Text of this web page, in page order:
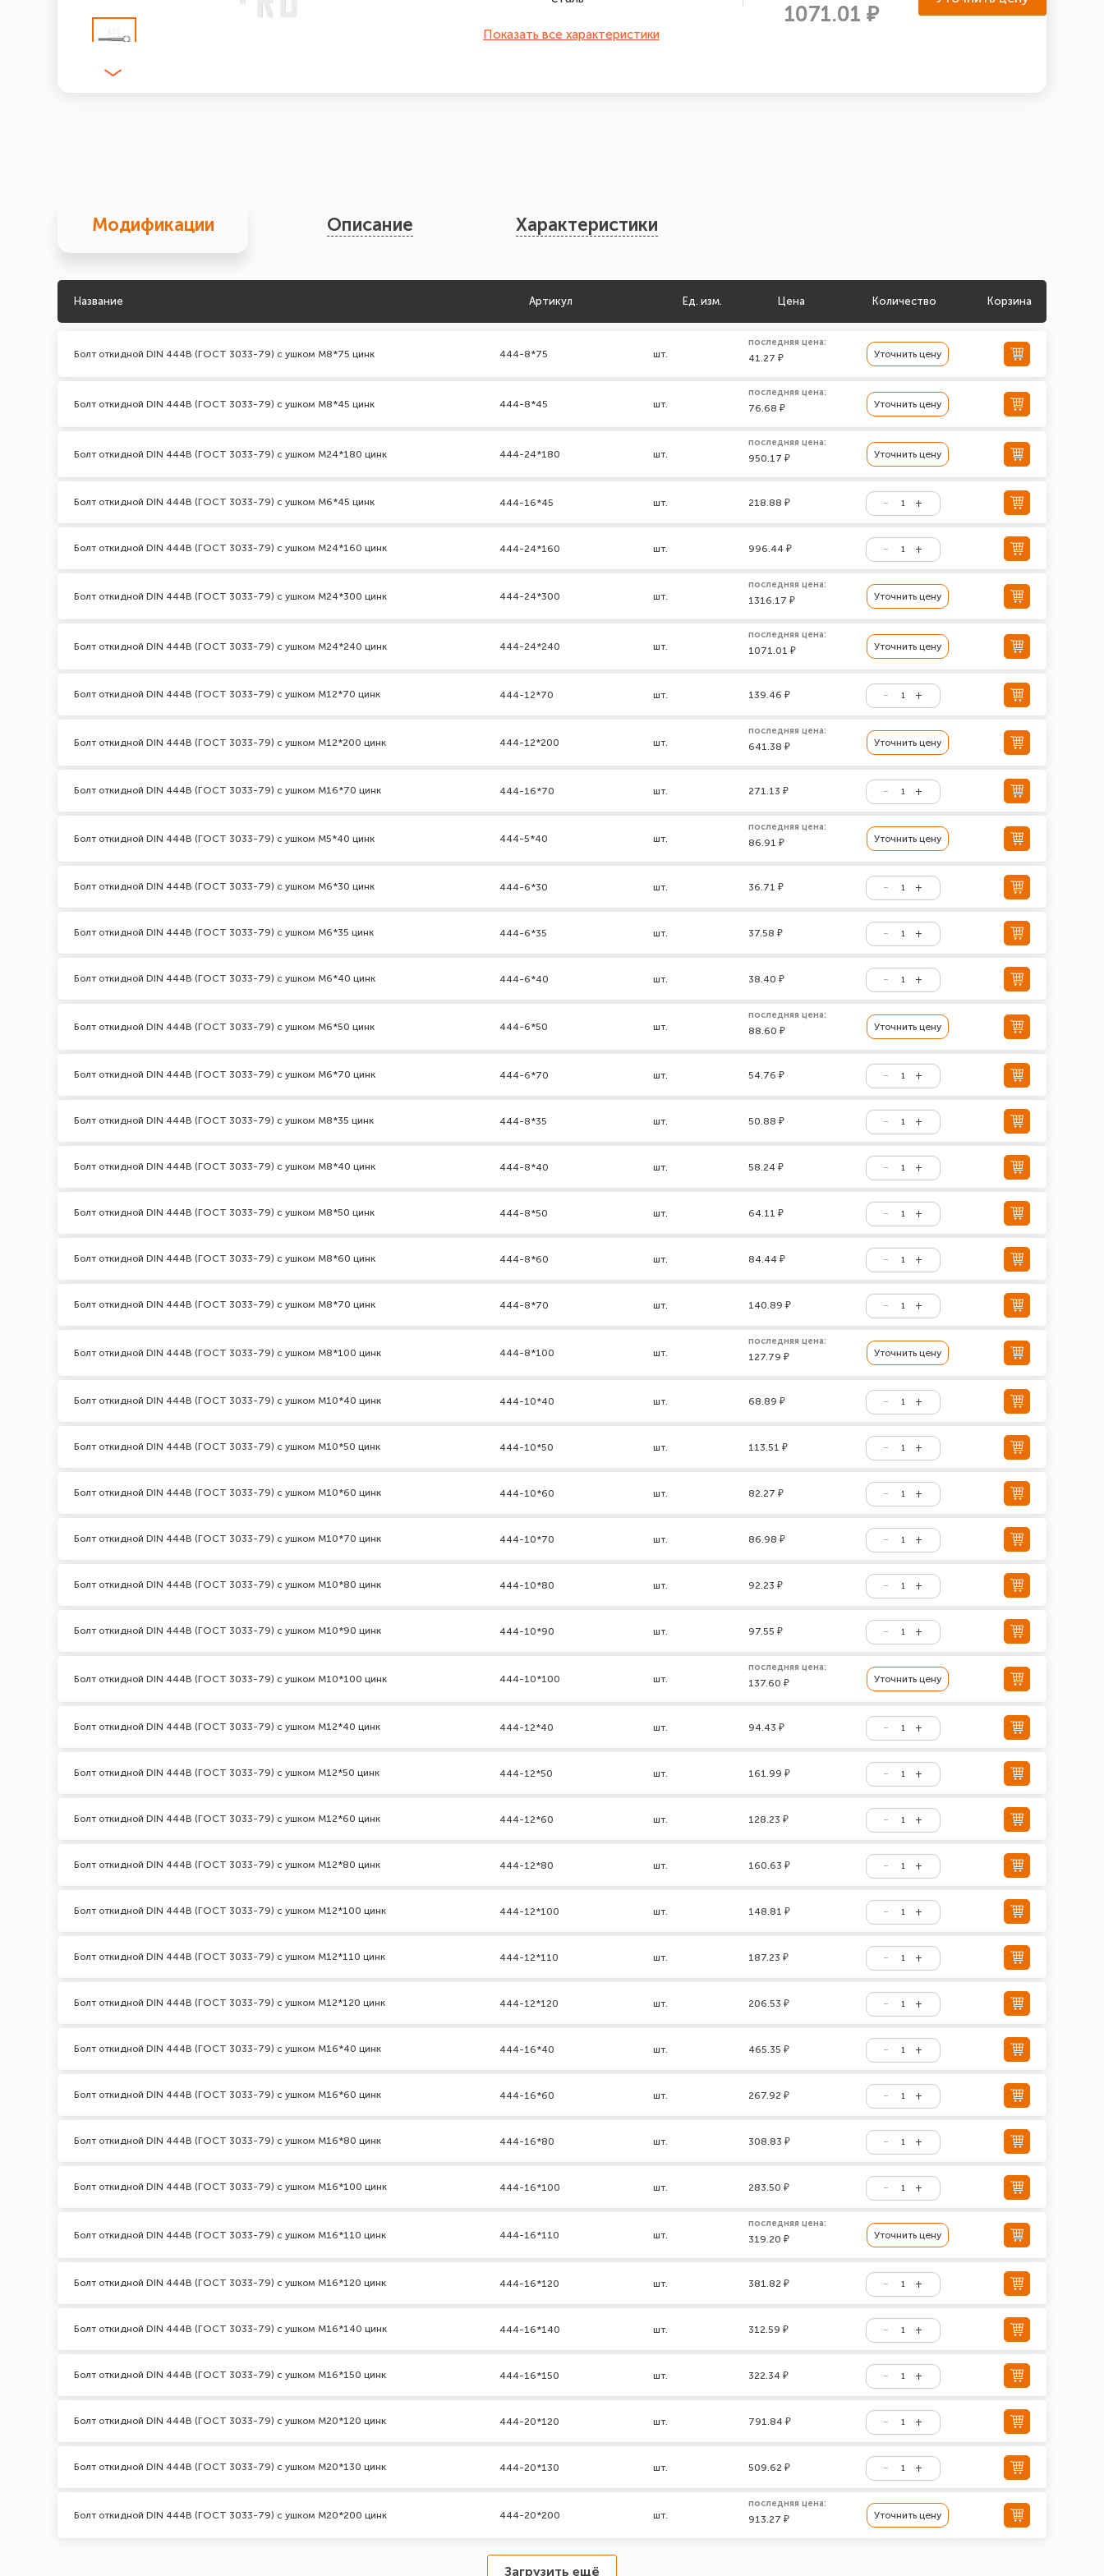
Показать все характеристики
1071.01 ₽
Модификации Описание Характеристики
Название Артикул Ед. изм. Цена Количество Корзина
Болт откидной DIN 444В (ГОСТ 3033-79) с ушком М8*75 цинк 444-8*75 шт.
последняя цена:
41.27 ₽ Уточнить цену
Болт откидной DIN 444В (ГОСТ 3033-79) с ушком М8*45 цинк 444-8*45 шт.
последняя цена:
76.68 ₽ Уточнить цену
Болт откидной DIN 444В (ГОСТ 3033-79) с ушком М24*180 цинк 444-24*180 шт.
последняя цена:
950.17 ₽ Уточнить цену
Болт откидной DIN 444В (ГОСТ 3033-79) с ушком М6*45 цинк 444-16*45 шт. 218.88 ₽
Болт откидной DIN 444В (ГОСТ 3033-79) с ушком М24*160 цинк 444-24*160 шт. 996.44 ₽
Болт откидной DIN 444В (ГОСТ 3033-79) с ушком М24*300 цинк 444-24*300 шт.
последняя цена:
1316.17 ₽ Уточнить цену
Болт откидной DIN 444В (ГОСТ 3033-79) с ушком М24*240 цинк 444-24*240 шт.
последняя цена:
1071.01 ₽ Уточнить цену
Болт откидной DIN 444В (ГОСТ 3033-79) с ушком М12*70 цинк 444-12*70 шт. 139.46 ₽
Болт откидной DIN 444В (ГОСТ 3033-79) с ушком М12*200 цинк 444-12*200 шт.
последняя цена:
641.38 ₽ Уточнить цену
Болт откидной DIN 444В (ГОСТ 3033-79) с ушком М16*70 цинк 444-16*70 шт. 271.13 ₽
Болт откидной DIN 444В (ГОСТ 3033-79) с ушком М5*40 цинк 444-5*40 шт.
последняя цена:
86.91 ₽ Уточнить цену
Болт откидной DIN 444В (ГОСТ 3033-79) с ушком М6*30 цинк 444-6*30 шт. 36.71 ₽
Болт откидной DIN 444В (ГОСТ 3033-79) с ушком М6*35 цинк 444-6*35 шт. 37.58 ₽
Болт откидной DIN 444В (ГОСТ 3033-79) с ушком М6*40 цинк 444-6*40 шт. 38.40 ₽
Болт откидной DIN 444В (ГОСТ 3033-79) с ушком М6*50 цинк 444-6*50 шт.
последняя цена:
88.60 ₽ Уточнить цену
Болт откидной DIN 444В (ГОСТ 3033-79) с ушком М6*70 цинк 444-6*70 шт. 54.76 ₽
Болт откидной DIN 444В (ГОСТ 3033-79) с ушком М8*35 цинк 444-8*35 шт. 50.88 ₽
Болт откидной DIN 444В (ГОСТ 3033-79) с ушком М8*40 цинк 444-8*40 шт. 58.24 ₽
Болт откидной DIN 444В (ГОСТ 3033-79) с ушком М8*50 цинк 444-8*50 шт. 64.11 ₽
Болт откидной DIN 444В (ГОСТ 3033-79) с ушком М8*60 цинк 444-8*60 шт. 84.44 ₽
Болт откидной DIN 444В (ГОСТ 3033-79) с ушком М8*70 цинк 444-8*70 шт. 140.89 ₽
Болт откидной DIN 444В (ГОСТ 3033-79) с ушком М8*100 цинк 444-8*100 шт.
последняя цена:
127.79 ₽ Уточнить цену
Болт откидной DIN 444В (ГОСТ 3033-79) с ушком М10*40 цинк 444-10*40 шт. 68.89 ₽
Болт откидной DIN 444В (ГОСТ 3033-79) с ушком М10*50 цинк 444-10*50 шт. 113.51 ₽
Болт откидной DIN 444В (ГОСТ 3033-79) с ушком М10*60 цинк 444-10*60 шт. 82.27 ₽
Болт откидной DIN 444В (ГОСТ 3033-79) с ушком М10*70 цинк 444-10*70 шт. 86.98 ₽
Болт откидной DIN 444В (ГОСТ 3033-79) с ушком М10*80 цинк 444-10*80 шт. 92.23 ₽
Болт откидной DIN 444В (ГОСТ 3033-79) с ушком М10*90 цинк 444-10*90 шт. 97.55 ₽
Болт откидной DIN 444В (ГОСТ 3033-79) с ушком М10*100 цинк 444-10*100 шт.
последняя цена:
137.60 ₽ Уточнить цену
Болт откидной DIN 444В (ГОСТ 3033-79) с ушком М12*40 цинк 444-12*40 шт. 94.43 ₽
Болт откидной DIN 444В (ГОСТ 3033-79) с ушком М12*50 цинк 444-12*50 шт. 161.99 ₽
Болт откидной DIN 444В (ГОСТ 3033-79) с ушком М12*60 цинк 444-12*60 шт. 128.23 ₽
Болт откидной DIN 444В (ГОСТ 3033-79) с ушком М12*80 цинк 444-12*80 шт. 160.63 ₽
Болт откидной DIN 444В (ГОСТ 3033-79) с ушком М12*100 цинк 444-12*100 шт. 148.81 ₽
Болт откидной DIN 444В (ГОСТ 3033-79) с ушком М12*110 цинк 444-12*110 шт. 187.23 ₽
Болт откидной DIN 444В (ГОСТ 3033-79) с ушком М12*120 цинк 444-12*120 шт. 206.53 ₽
Болт откидной DIN 444В (ГОСТ 3033-79) с ушком М16*40 цинк 444-16*40 шт. 465.35 ₽
Болт откидной DIN 444В (ГОСТ 3033-79) с ушком М16*60 цинк 444-16*60 шт. 267.92 ₽
Болт откидной DIN 444В (ГОСТ 3033-79) с ушком М16*80 цинк 444-16*80 шт. 308.83 ₽
Болт откидной DIN 444В (ГОСТ 3033-79) с ушком М16*100 цинк 444-16*100 шт. 283.50 ₽
Болт откидной DIN 444В (ГОСТ 3033-79) с ушком М16*110 цинк 444-16*110 шт.
последняя цена:
319.20 ₽ Уточнить цену
Болт откидной DIN 444В (ГОСТ 3033-79) с ушком М16*120 цинк 444-16*120 шт. 381.82 ₽
Болт откидной DIN 444В (ГОСТ 3033-79) с ушком М16*140 цинк 444-16*140 шт. 312.59 ₽
Болт откидной DIN 444В (ГОСТ 3033-79) с ушком М16*150 цинк 444-16*150 шт. 322.34 ₽
Болт откидной DIN 444В (ГОСТ 3033-79) с ушком М20*120 цинк 444-20*120 шт. 791.84 ₽
Болт откидной DIN 444В (ГОСТ 3033-79) с ушком М20*130 цинк 444-20*130 шт. 509.62 ₽
Болт откидной DIN 444В (ГОСТ 3033-79) с ушком М20*200 цинк 444-20*200 шт.
последняя цена:
913.27 ₽ Уточнить цену
Загрузить ещё